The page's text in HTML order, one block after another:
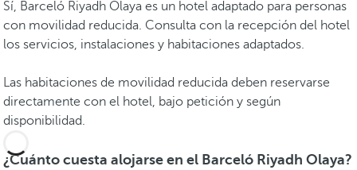
Sí, Barceló Riyadh Olaya es un hotel adaptado para personas
con movilidad reducida. Consulta con la recepción del hotel
los servicios, instalaciones y habitaciones adaptados.
Las habitaciones de movilidad reducida deben reservarse
directamente con el hotel, bajo petición y según
disponibilidad.
¿Cuánto cuesta alojarse en el Barceló Riyadh Olaya?